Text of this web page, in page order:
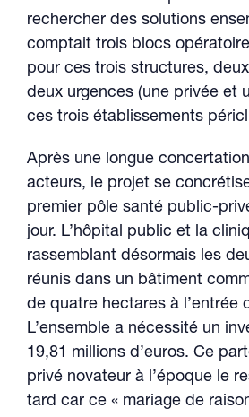
rechercher des solutions
comptait trois blocs
pour ces trois structures,
deux urgences (une privée et
ces trois établissements
Après une longue
acteurs, le projet se
premier pôle santé public-
jour. L’hôpital public et la
rassemblant désormais les
réunis dans un bâtiment
de quatre hectares à l’entrée
L’ensemble a nécessité un
19,81 millions d’euros. Ce
privé novateur à l’époque le
tard car ce « mariage de